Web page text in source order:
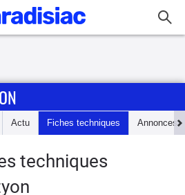
Actu Fiches techniques Annonces
techniques